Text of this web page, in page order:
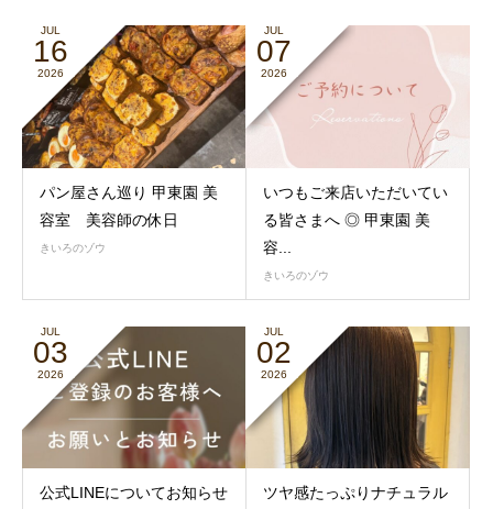
JUL
16
2026
パン屋さん巡り 甲東園 美
容室 美容師の休日
きいろのゾウ
JUL
07
2026
いつもご来店いただいてい
る皆さまへ ◎ 甲東園 美
容...
きいろのゾウ
JUL
03
2026
公式LINEについてお知らせ
JUL
02
2026
ツヤ感たっぷりナチュラル